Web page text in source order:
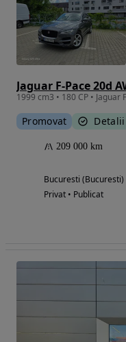
Jaguar F-Pace 20d
1999 cm3 • 180 CP •
Promovat
209 000 km
Bucuresti (Bucuresti)
Privat • Publicat